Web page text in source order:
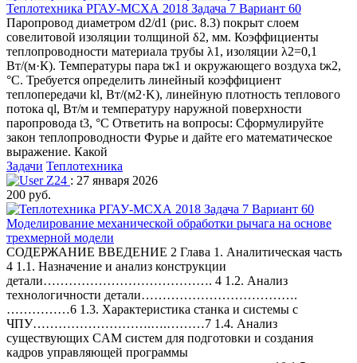
Теплотехника РГАУ-МСХА 2018 Задача 7 Вариант 60
Паропровод диаметром d2/d1 (рис. 8.3) покрыт слоем
совелитовой изоляции толщиной δ2, мм. Коэффициенты
теплопроводности материала трубы λ1, изоляции λ2=0,1
Вт/(м·К). Температуры пара tж1 и окружающего воздуха tж2,
°С. Требуется определить линейный коэффициент
теплопередачи kl, Вт/(м2·K), линейную плотность теплового
потока ql, Вт/м и температуру наружной поверхности
паропровода t3, °С Ответить на вопросы: Сформулируйте
закон теплопроводности Фурье и дайте его математическое
выражение. Какой
Задачи Теплотехника
Z24 : 27 января 2026
200 руб.
Моделирование механической обработки рычага на основе
трехмерной модели
СОДЕРЖАНИЕ ВВЕДЕНИЕ 2 Глава 1. Аналитическая часть
4 1.1. Назначение и анализ конструкции
детали…………………………………. 4 1.2. Анализ
технологичности детали……………………………….
……………6 1.3. Характеристика станка и системы с
ЧПУ……………………….….………7 1.4. Анализ
существующих CAM систем для подготовки и создания
кадров управляющей программы